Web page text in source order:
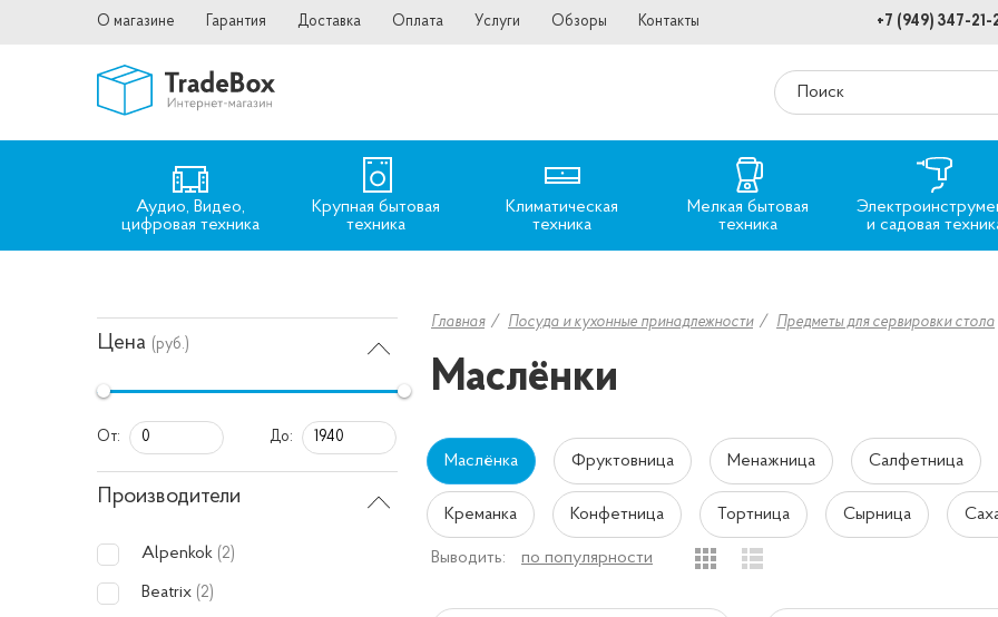
О магазине Гарантия Доставка Оплата Услуги Обзоры Контакты +7 (949) 347-21-
Аудио, Видео,
цифровая техника
Крупная бытовая
техника
Климатическая
техника
Мелкая бытовая
техника
и садовая
Цена (руб.)
От: До:
Производители
Alpenkok (2)
Beatrix (2)
Главная Посуда и кухонные принадлежности Предметы для сервировки стола
Маслёнки
Маслёнка Фруктовница Менажница Салфетница
Креманка Конфетница Тортница Сырница
Выводить: по популярности